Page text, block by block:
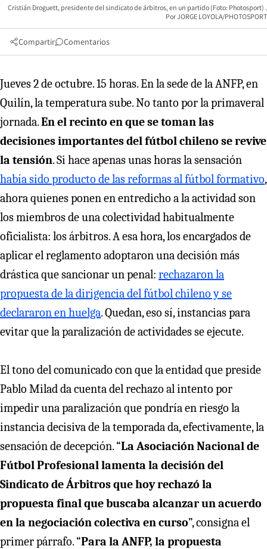
Cristián Droguett, presidente del sindicato de árbitros, en un partido (Foto: Photosport)
JORGE LOYOLA/PHOTOSPORT
Compartir Comentarios
Jueves 2 de octubre. 15 horas. En la sede de la ANFP, en
Quilín, la temperatura sube. No tanto por la primaveral
jornada.En el recinto en que se toman las
decisiones importantes del fútbol chileno se revive
la tensión. Si hace apenas unas horas la sensación
había sido producto de las reformas al fútbol formativo,
ahora quienes ponen en entredicho a la actividad son
los miembros de una colectividad habitualmente
oficialista: los árbitros. A esa hora, los encargados de
aplicar el reglamento adoptaron una decisión más
drástica que sancionar un penal: rechazaron la
propuesta de la dirigencia del fútbol chileno y se
declararon en huelga. Quedan, eso sí, instancias para
evitar que la paralización de actividades se ejecute.
El tono del comunicado con que la entidad que preside
Pablo Milad da cuenta del rechazo al intento por
impedir una paralización que pondría en riesgo la
instancia decisiva de la temporada da, efectivamente, la
sensación de decepción. “La Asociación Nacional de
Fútbol Profesional lamenta la decisión del
Sindicato de Árbitros que hoy rechazó la
propuesta final que buscaba alcanzar un acuerdo
en la negociación colectiva en curso”, consigna el
primer párrafo. “Para la ANFP, la propuesta